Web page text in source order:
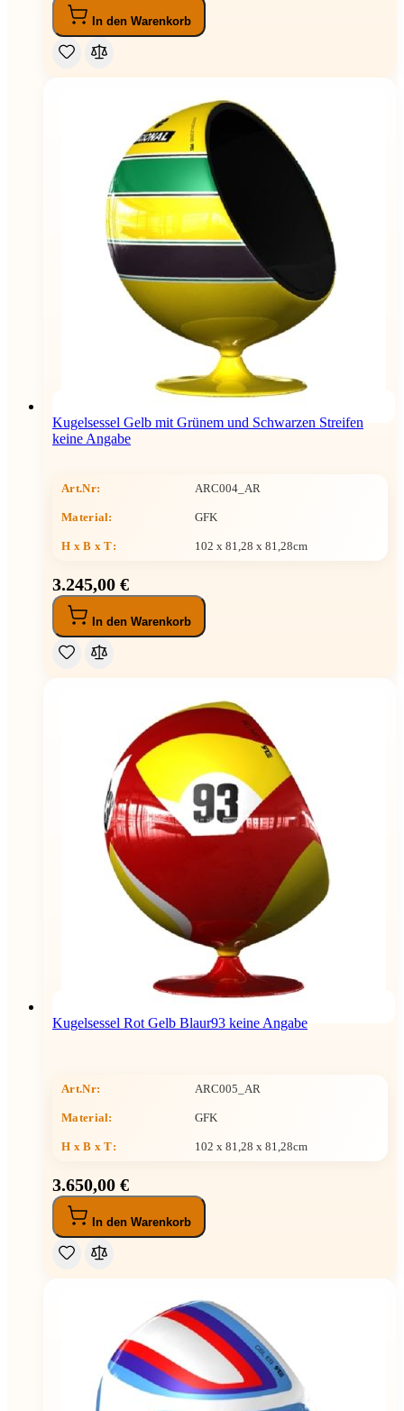
In den Warenkorb
Kugelsessel Gelb mit Grünem und Schwarzen Streifen
keine Angabe
Art.Nr: ARC004_AR
Material: GFK
H x B x T: 102 x 81,28 x 81,28cm
3.245,00 €
In den Warenkorb
Kugelsessel Rot Gelb Blaur93 keine Angabe
Art.Nr: ARC005_AR
Material: GFK
H x B x T: 102 x 81,28 x 81,28cm
3.650,00 €
In den Warenkorb